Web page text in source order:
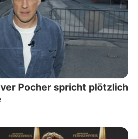
Pocher spricht plötzlich